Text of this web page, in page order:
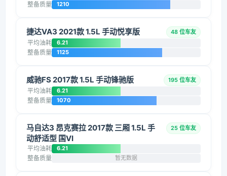
整备质量 1210
捷达VA3 2021款 1.5L 手动悦享版 48 位车友
平均油耗 6.21
整备质量 1125
威驰FS 2017款 1.5L 手动锋驰版 195 位车友
平均油耗 6.21
整备质量 1070
马自达3 昂克赛拉 2017款 三厢 1.5L 手
动舒适型 国VI
25 位车友
平均油耗 6.21
整备质量 暂无数据